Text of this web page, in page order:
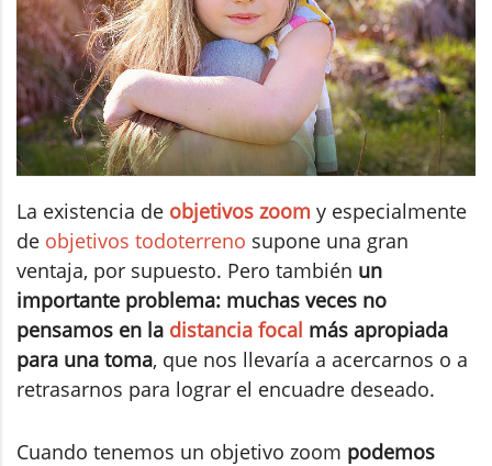
La existencia de objetivos zoom y especialmente
de objetivos todoterreno supone una gran
ventaja, por supuesto. Pero también un
importante problema: muchas veces no
pensamos en la distancia focal más apropiada
para una toma, que nos llevaría a acercarnos o a
retrasarnos para lograr el encuadre deseado.
Cuando tenemos un objetivo zoom podemos